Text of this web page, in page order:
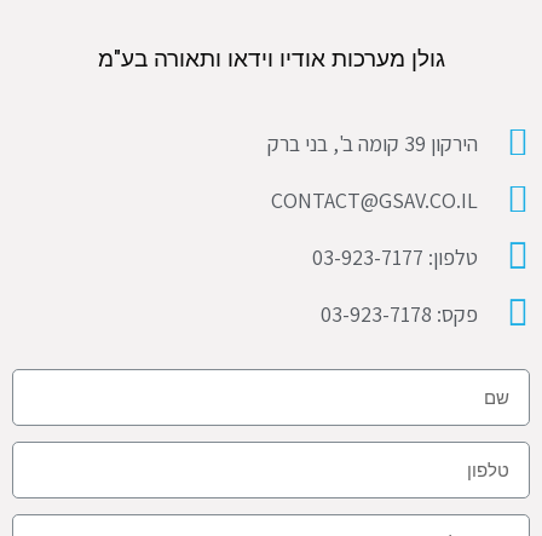
גולן מערכות אודיו וידאו ותאורה בע"מ
הירקון 39 קומה ב', בני ברק
CONTACT@GSAV.CO.IL
טלפון: 03-923-7177
פקס: 03-923-7178